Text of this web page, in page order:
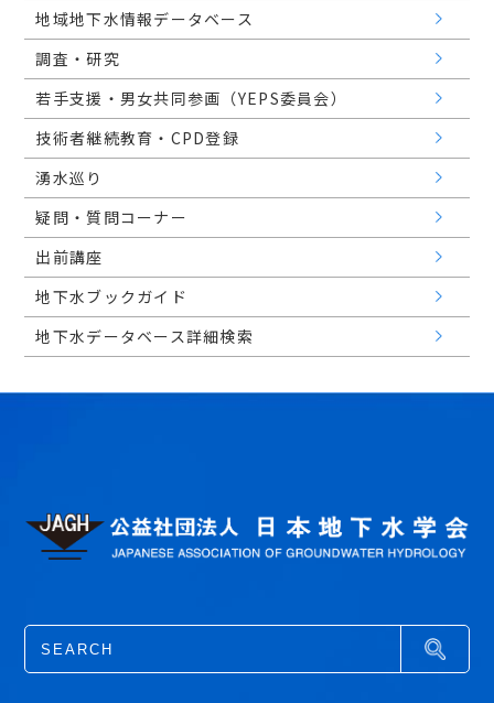
地域地下水情報データベース
調査・研究
若手支援・男女共同参画（YEPS委員会）
技術者継続教育・CPD登録
湧水巡り
疑問・質問コーナー
出前講座
地下水ブックガイド
地下水データベース詳細検索